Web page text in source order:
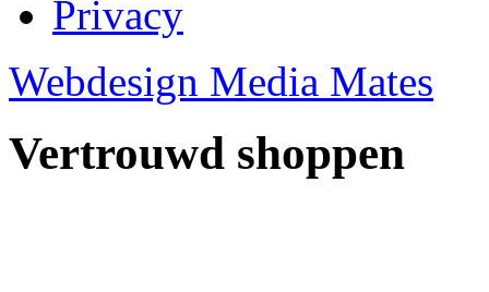
Privacy
Webdesign Media Mates
Vertrouwd shoppen